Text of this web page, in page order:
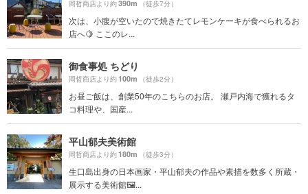
岡哲商店より約390m （徒歩7分）
次は、小腹が空いたので焼きたてレモンケーキが食べられるお
店へ🍋 ここのレ...
御食事処 ちどり
岡哲商店より約100m （徒歩2分）
お昼ご飯は、創業50年のこちらのお店。 瀬戸内海で獲れるタ
コ料理や、国産...
平山郁夫美術館
岡哲商店より約180m （徒歩3分）
生口島出身の日本画家・平山郁夫の作品や素描を数多く所蔵・
展示する美術館🖼...